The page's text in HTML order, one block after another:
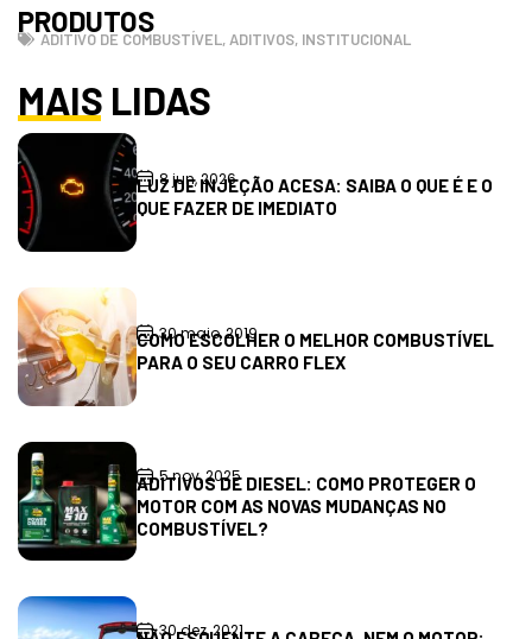
PRODUTOS
ADITIVO DE COMBUSTÍVEL,ADITIVOS, INSTITUCIONAL
MAIS LIDAS
8 jun, 2026
LUZ DE INJEÇÃO ACESA: SAIBA O QUE É E O
QUE FAZER DE IMEDIATO
30 maio, 2019
COMO ESCOLHER O MELHOR COMBUSTÍVEL
PARA O SEU CARRO FLEX
5 nov, 2025
ADITIVOS DE DIESEL: COMO PROTEGER O
MOTOR COM AS NOVAS MUDANÇAS NO
COMBUSTÍVEL?
30 dez, 2021